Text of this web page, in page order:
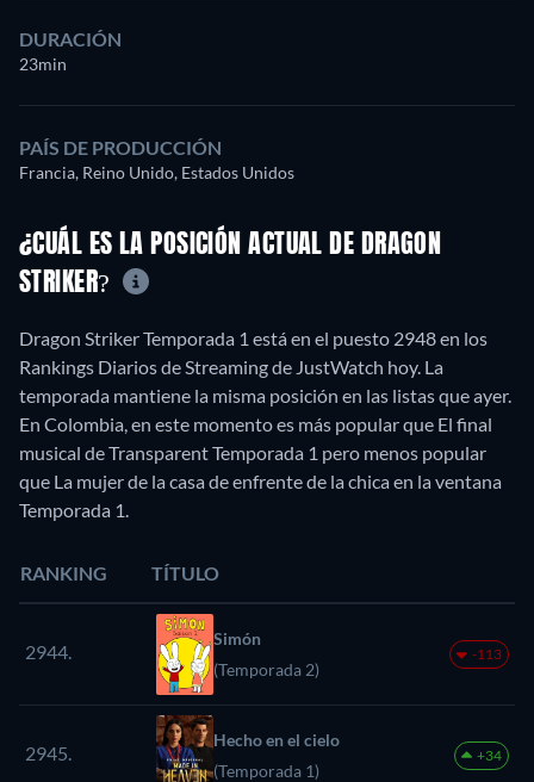
DURACIÓN
23min
PAÍS DE PRODUCCIÓN
Francia, Reino Unido, Estados Unidos
¿CUÁL ES LA POSICIÓN ACTUAL DE DRAGON
STRIKER?
Dragon Striker Temporada 1 está en el puesto 2948 en los
Rankings Diarios de Streaming de JustWatch hoy. La
temporada mantiene la misma posición en las listas que ayer.
En Colombia, en este momento es más popular que El final
musical de Transparent Temporada 1 pero menos popular
que La mujer de la casa de enfrente de la chica en la ventana
Temporada 1.
RANKING TÍTULO
2944.
Simón
(Temporada 2)
-113
2945.
Hecho en el cielo
(Temporada 1)
+34